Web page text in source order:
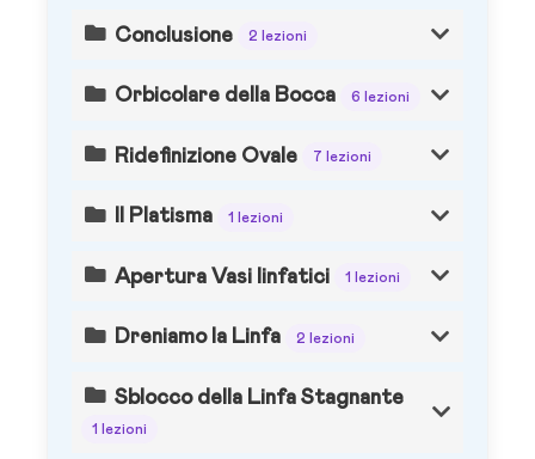
Conclusione 2 lezioni
Orbicolare della Bocca 6 lezioni
Ridefinizione Ovale 7 lezioni
Il Platisma 1 lezioni
Apertura Vasi linfatici 1 lezioni
Dreniamo la Linfa 2 lezioni
Sblocco della Linfa Stagnante
1 lezioni